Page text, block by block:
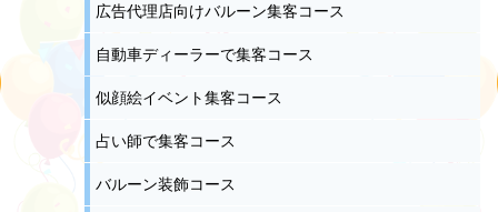
広告代理店向けバルーン集客コース
自動車ディーラーで集客コース
似顔絵イベント集客コース
占い師で集客コース
バルーン装飾コース